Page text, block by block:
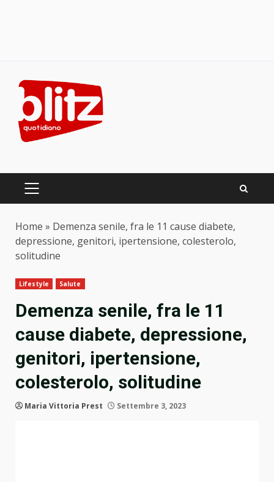
content
PRIMARY
Home » Demenza senile, fra le 11 cause diabete,
depressione, genitori, ipertensione, colesterolo,
solitudine
Lifestyle Salute
Demenza senile, fra le 11
cause diabete, depressione,
genitori, ipertensione,
colesterolo, solitudine
Maria Vittoria Prest Settembre 3, 2023